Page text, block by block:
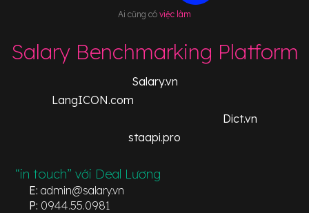
Ai cũng có việc làm
Salary Benchmarking Platform
Salary.vn
LangICON.com
Dict.vn
staapi.pro
“in touch” với Deal Lương
E: admin@salary.vn
P: 0944.55.0981